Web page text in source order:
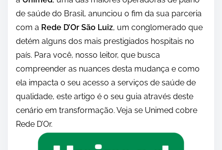
de saúde do Brasil, anunciou o fim da sua parceria
com a Rede D’Or São Luiz, um conglomerado que
detém alguns dos mais prestigiados hospitais no
país. Para você, nosso leitor, que busca
compreender as nuances desta mudança e como
ela impacta o seu acesso a serviços de saúde de
qualidade, este artigo é o seu guia através deste
cenário em transformação. Veja se Unimed cobre
Rede D’Or.